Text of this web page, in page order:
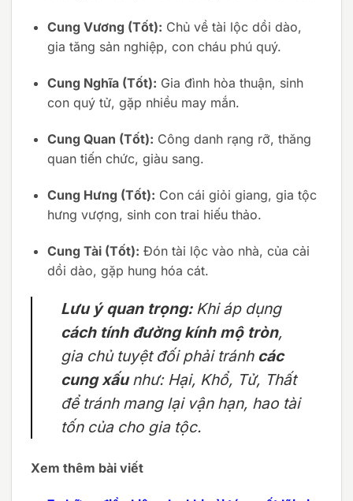
Cung Vương (Tốt): Chủ về tài lộc dồi dào,
gia tăng sản nghiệp, con cháu phú quý.
Cung Nghĩa (Tốt): Gia đình hòa thuận, sinh
con quý tử, gặp nhiều may mắn.
Cung Quan (Tốt): Công danh rạng rỡ, thăng
quan tiến chức, giàu sang.
Cung Hưng (Tốt): Con cái giỏi giang, gia tộc
hưng vượng, sinh con trai hiếu thảo.
Cung Tài (Tốt): Đón tài lộc vào nhà, của cải
dồi dào, gặp hung hóa cát.
Lưu ý quan trọng:Khi áp dụng
cách tính đường kính mộ tròn,
gia chủ tuyệt đối phải tránh các
cung xấunhư: Hại, Khổ, Tử, Thất
để tránh mang lại vận hạn, hao tài
tốn của cho gia tộc.
Xem thêm bài viết